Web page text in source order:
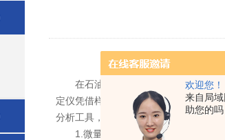
欢迎您！
来自局
助您的吗
在石油化工、食品制药、环保监测等
定仪凭借样品微量化、测试快速化、
分析工具，适配多场景精准检测需求。
1.微量化设计与高效测试能力，是仪